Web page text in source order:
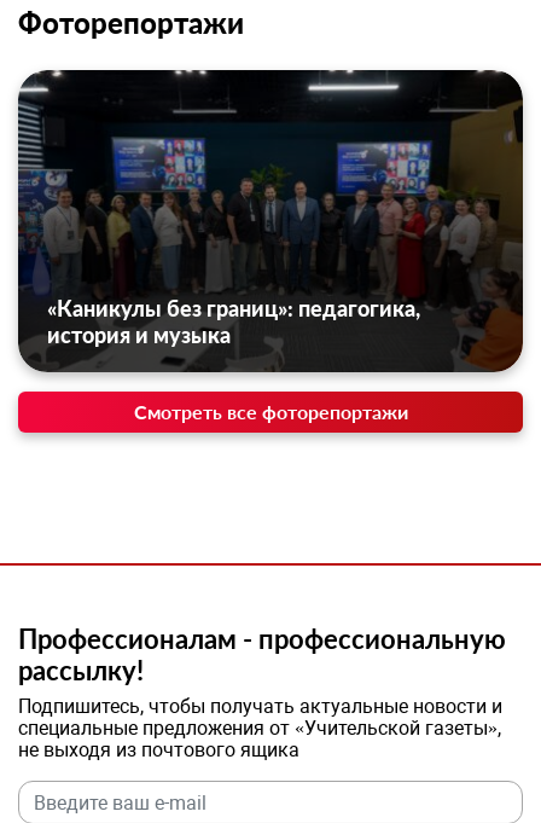
Фоторепортажи
«Каникулы без границ»: педагогика,
история и музыка
Смотреть все фоторепортажи
Профессионалам - профессиональную
рассылку!
Подпишитесь, чтобы получать актуальные новости и
специальные предложения от «Учительской газеты»,
не выходя из почтового ящика